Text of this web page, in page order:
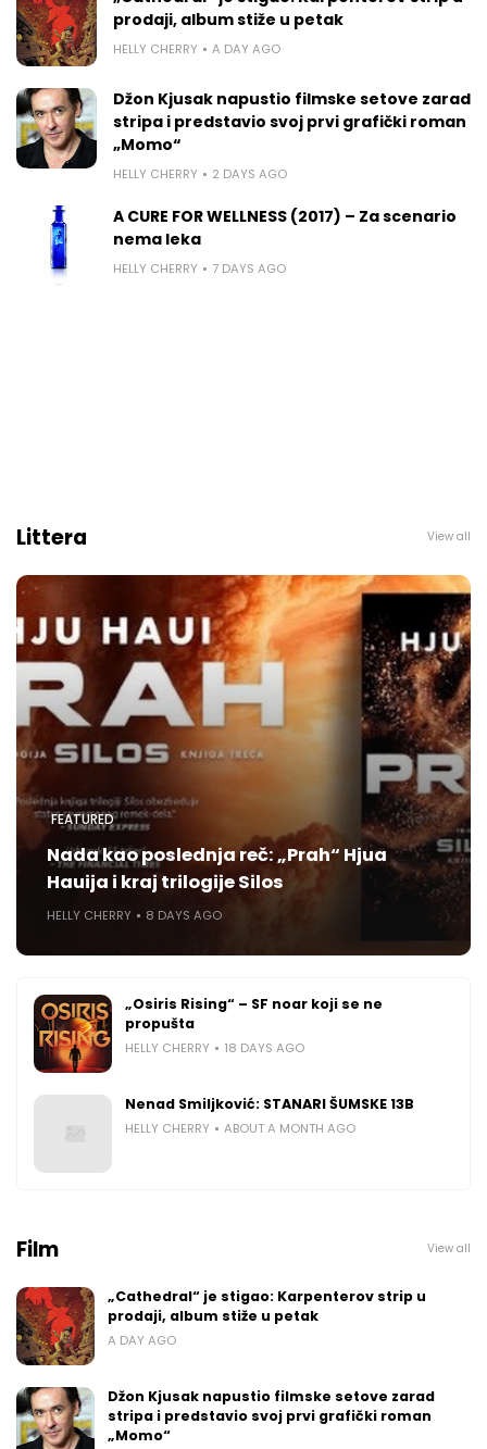
prodaji, album stiže u petak
HELLY CHERRY A DAY AGO
Džon Kjusak napustio filmske setove zarad
stripa i predstavio svoj prvi grafički roman
„Momo“
HELLY CHERRY 2 DAYS AGO
A CURE FOR WELLNESS (2017) – Za scenario
nema leka
HELLY CHERRY 7 DAYS AGO
Littera View all
FEATURED
Nada kao poslednja reč: „Prah“ Hjua
Hauija i kraj trilogije Silos
HELLY CHERRY 8 DAYS AGO
„Osiris Rising“ – SF noar koji se ne
propušta
HELLY CHERRY 18 DAYS AGO
Nenad Smiljković: STANARI ŠUMSKE 13B
HELLY CHERRY ABOUT A MONTH AGO
Film View all
„Cathedral“ je stigao: Karpenterov strip u
prodaji, album stiže u petak
A DAY AGO
Džon Kjusak napustio filmske setove zarad
stripa i predstavio svoj prvi grafički roman
„Momo“